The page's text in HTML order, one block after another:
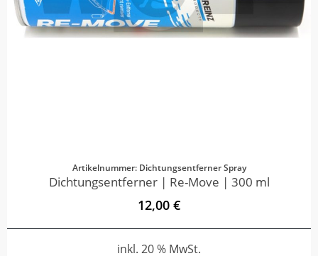
Artikelnummer: Dichtungsentferner Spray
Dichtungsentferner | Re-Move | 300 ml
12,00 €
inkl. 20 % MwSt.